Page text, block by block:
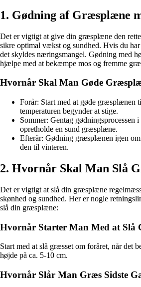
1. Gødning af Græsplæne
Det er vigtigt at give din græsplæne den
sikre optimal vækst og sundhed. Hvis du
det skyldes næringsmangel. Gødning med
hjælpe med at bekæmpe mos og fremme
Hvornår Skal Man Gøde
Forår: Start med at gøde græsplænen
temperaturen begynder at stige.
Sommer: Gentag gødningsprocessen
opretholde en sund græsplæne.
Efterår: Gødning græsplænen igen
den til vinteren.
2. Hvornår Skal Man Slå
Det er vigtigt at slå din græsplæne
skønhed og sundhed. Her er nogle
slå din græsplæne:
Hvornår Starter Man Med at Slå
Start med at slå græsset om foråret, når det
højde på ca. 5-10 cm.
Hvornår Slår Man Græs Sidste